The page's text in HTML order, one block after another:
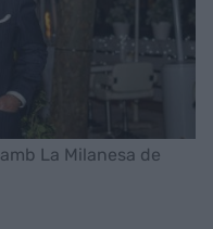
La Milanesa de